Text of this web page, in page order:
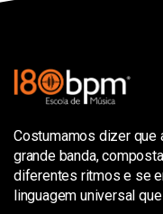
Costumamos dizer que
grande banda,
diferentes ritmos e se
linguagem universal